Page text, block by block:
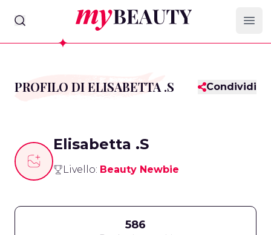
myBeauty
PROFILO DI ELISABETTA .S Condividi
Elisabetta .S
Livello: Beauty Newbie
586